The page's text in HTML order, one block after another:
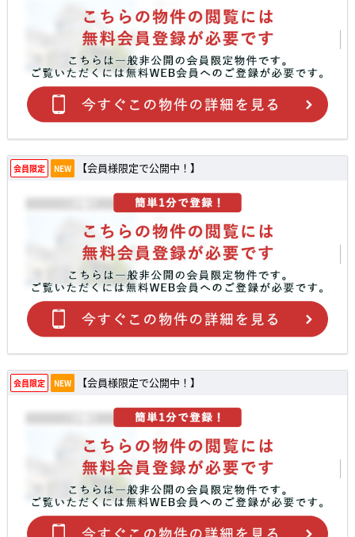
会員限定 NEW 【会員様限定で公開中！】
会員限定 NEW 【会員様限定で公開中！】